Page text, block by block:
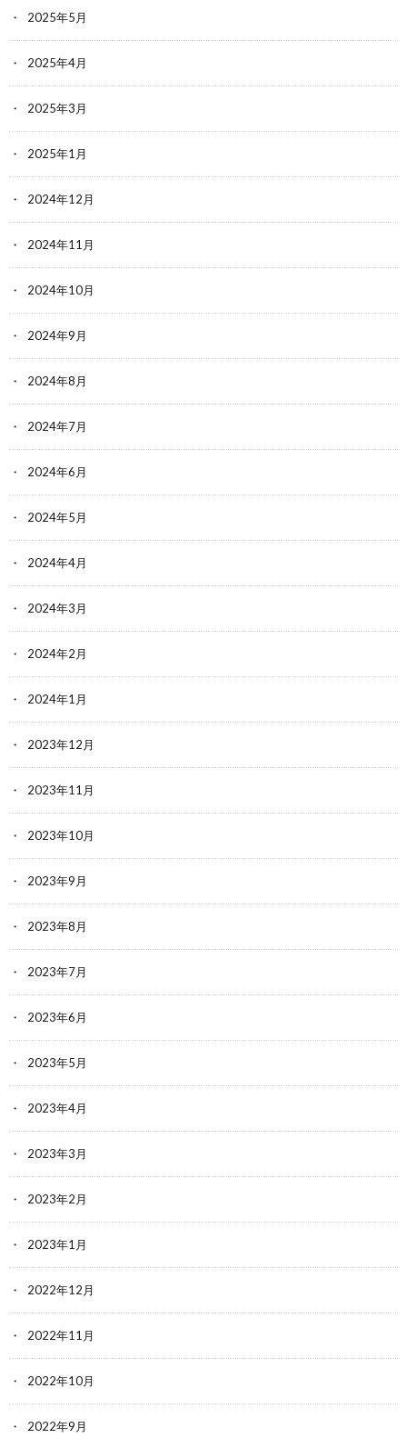
2025年5月
2025年4月
2025年3月
2025年1月
2024年12月
2024年11月
2024年10月
2024年9月
2024年8月
2024年7月
2024年6月
2024年5月
2024年4月
2024年3月
2024年2月
2024年1月
2023年12月
2023年11月
2023年10月
2023年9月
2023年8月
2023年7月
2023年6月
2023年5月
2023年4月
2023年3月
2023年2月
2023年1月
2022年12月
2022年11月
2022年10月
2022年9月